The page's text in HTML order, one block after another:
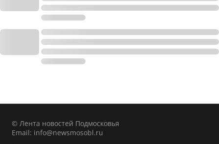
© Лента новостей Подмосковья
Email: info@newsmosobl.ru